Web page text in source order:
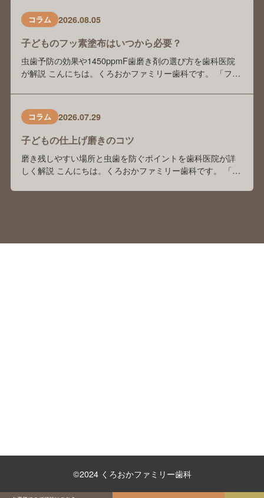
コラム 2026.08.05
子どものフッ素塗布はいつから必要？
虫歯予防の効果や1450ppmF歯磨き剤の選び方を歯科医院
が解説 こんにちは。くろおかファミリー歯科です。 「フッ
院でフッ素を塗っているけれど、自宅でもフッ素入り歯磨
き剤を使った方がいいのでしょうか？」 「歯磨き剤の種類
が多くて、どれを選べばよいかわかりません」 このような
ご相談を、保護者の方からよくいた …
コラム 2026.07.29
子どもの仕上げ磨きのコツ
磨き残しやすい場所と虫歯を防ぐポイントを歯科医院が詳
しく解説 こんにちは。くろおかファミリー歯科です。 「毎
るのかな？」「子どもが嫌がってしまい、毎日の仕上げ磨
©2024 くろおかファミリー歯科